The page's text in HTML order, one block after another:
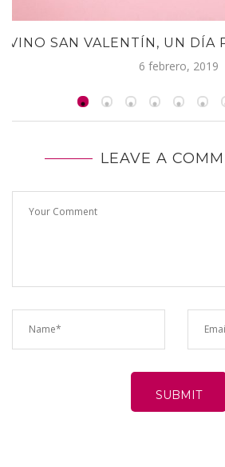
VINO SAN VALENTÍN, UN DÍA
6 febrero, 2019
LEAVE A